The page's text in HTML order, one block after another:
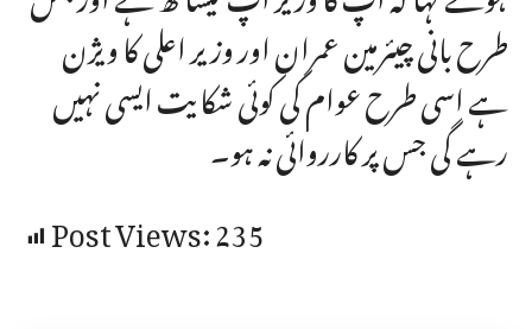
طرح بانی چیئرمین عمران اور وزیر اعلی کا ویژن
ہے اسی طرح عوام کی کوئی شکایت ایسی نہیں
رہے گی جس پر کارروائی نہ ہو۔
Post Views:235